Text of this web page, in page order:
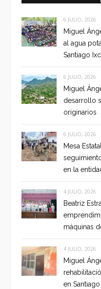
6 JULIO, 2026
Miguel
al agua
Santiago
6 JULIO, 2026
Miguel
desarrollo
originarios
6 JULIO, 2026
Mesa
en la
4 JULIO, 2026
Beatriz
máquinas
4 JULIO, 2026
Miguel
en